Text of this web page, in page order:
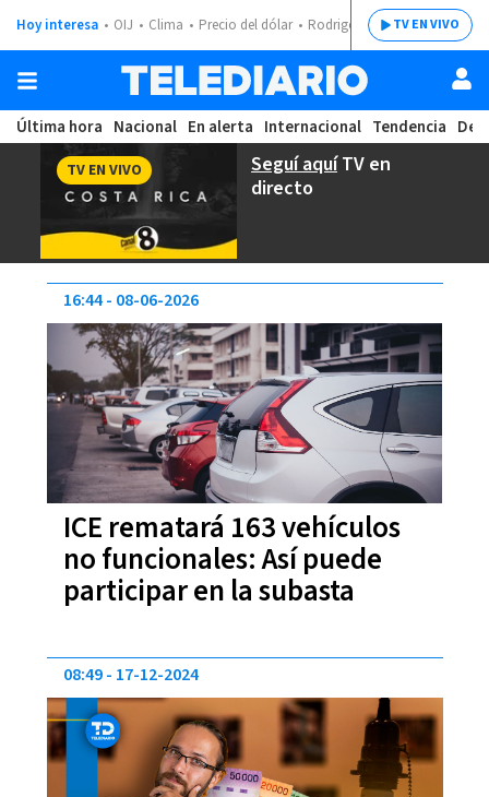
Hoy interesa OIJ Clima Precio del dólar Rodrigo ChavesTV EN VIVO
Última hora Nacional En alerta Internacional Tendencia
Seguí aquíTV en
directo
TV EN VIVO
ICE rematará 163 vehículos
no funcionales: Así puede
participar en la subasta
16:44 08-06-2026
08:49 17-12-2024